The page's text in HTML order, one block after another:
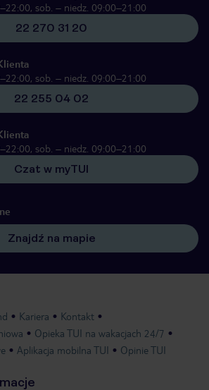
sob. – niedz. 09:00–21:00
22 270 31 20
sob. – niedz. 09:00–21:00
22 255 04 02
sob. – niedz. 09:00–21:00
Czat w myTUI
Znajdź na mapie
Kariera
Kontakt
Opieka TUI na wakacjach 24/7
Aplikacja mobilna TUI Opinie TUI